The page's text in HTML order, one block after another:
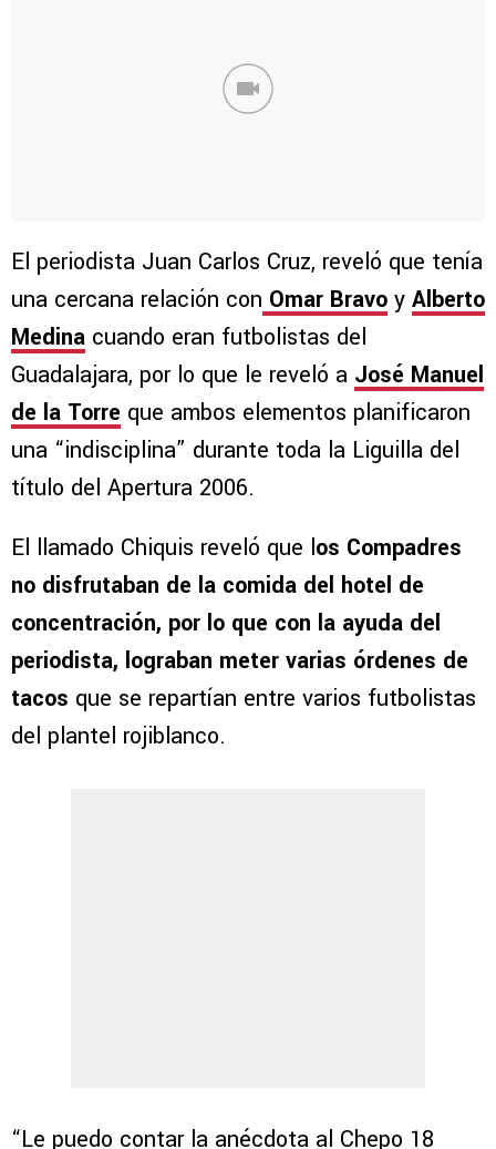
El periodista Juan Carlos Cruz, reveló que tenía
una cercana relación con Omar Bravo y Alberto
Medina cuando eran futbolistas del
Guadalajara, por lo que le reveló a José Manuel
de la Torre que ambos elementos planificaron
una “indisciplina” durante toda la Liguilla del
título del Apertura 2006.
El llamado Chiquis reveló que los Compadres
no disfrutaban de la comida del hotel de
concentración, por lo que con la ayuda del
periodista, lograban meter varias órdenes de
tacos que se repartían entre varios futbolistas
del plantel rojiblanco.
“Le puedo contar la anécdota al Chepo 18